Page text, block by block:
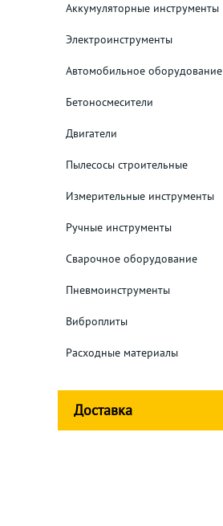
Аккумуляторные инструменты
Электроинструменты
Автомобильное оборудование
Бетоносмесители
Двигатели
Пылесосы строительные
Измерительные инструменты
Ручные инструменты
Сварочное оборудование
Пневмоинструменты
Виброплиты
Расходные материалы
Доставка